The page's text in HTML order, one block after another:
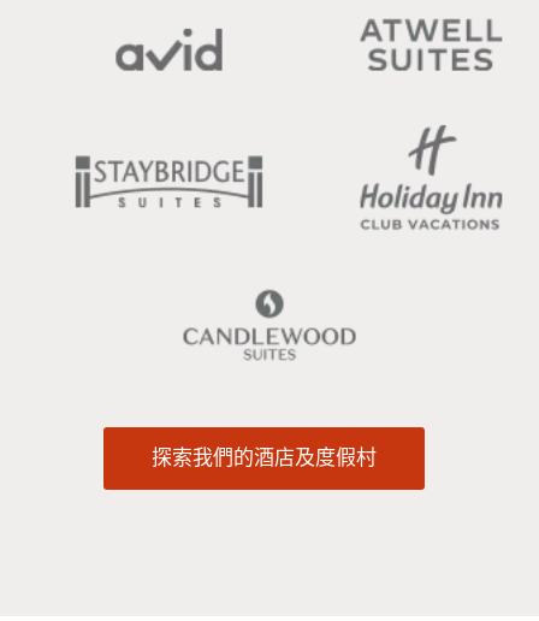
探索我們的酒店及度假村